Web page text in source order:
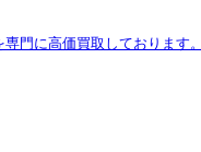
門に高価買取しております。